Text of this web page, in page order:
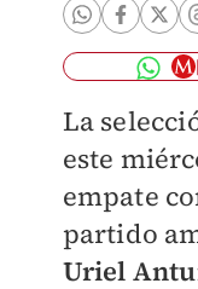
La
este
empate
partido
Uriel